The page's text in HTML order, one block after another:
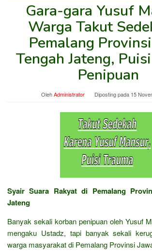
Gara-gara Yusuf
Warga Takut
Pemalang
Tengah Jateng,
Penipuan
OlehAdministrator Diposting pada 15
Syair Suara Rakyat di Pemalang
Jateng
Banyak sekali korban penipuan oleh Yusuf
mengaku Ustadz, tapi banyak sekali
warga masyarakat di Pemalang Provinsi